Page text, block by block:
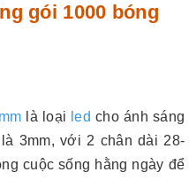
gói 1000 bóng
là loại led cho ánh sáng
3mm, với 2 chân dài 28-
cuộc sống hằng ngày để